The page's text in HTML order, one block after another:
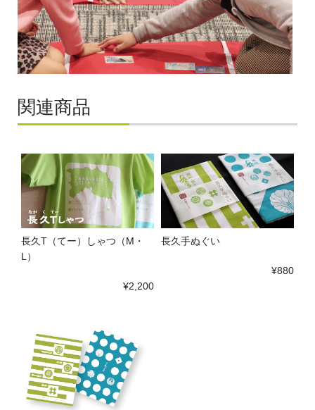
関連商品
長久T（てー）しゃつ（M・
L）
¥2,200
長久手ぬぐい
¥880